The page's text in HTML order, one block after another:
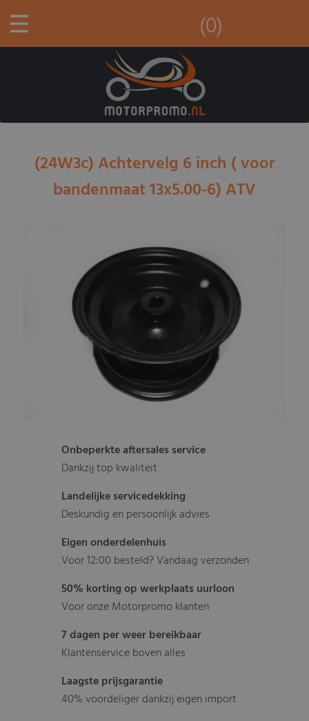
☰ (0)
(24W3c) Achtervelg 6 inch ( voor
bandenmaat 13x5.00-6) ATV
Onbeperkte aftersales service
Dankzij top kwaliteit
Landelijke servicedekking
Deskundig en persoonlijk advies
Eigen onderdelenhuis
Voor 12:00 besteld? Vandaag verzonden
50% korting op werkplaats uurloon
Voor onze Motorpromo klanten
7 dagen per weer bereikbaar
Klantenservice boven alles
Laagste prijsgarantie
40% voordeliger dankzij eigen import